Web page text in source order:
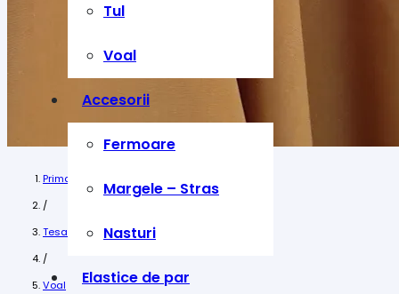
Tul
Voal
Accesorii
Fermoare
Margele – Stras
Nasturi
Elastice de par
Prima pagină
/
Tesaturi
/
Voal